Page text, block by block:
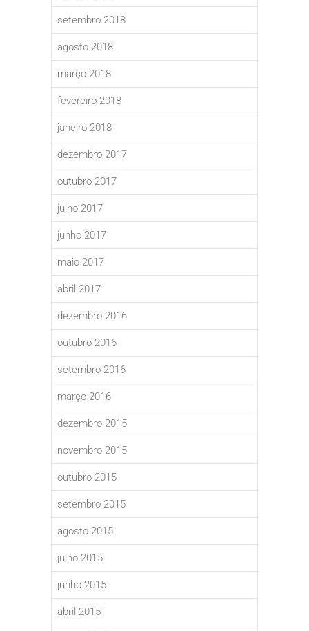
setembro 2018
agosto 2018
março 2018
fevereiro 2018
janeiro 2018
dezembro 2017
outubro 2017
julho 2017
junho 2017
maio 2017
abril 2017
dezembro 2016
outubro 2016
setembro 2016
março 2016
dezembro 2015
novembro 2015
outubro 2015
setembro 2015
agosto 2015
julho 2015
junho 2015
abril 2015